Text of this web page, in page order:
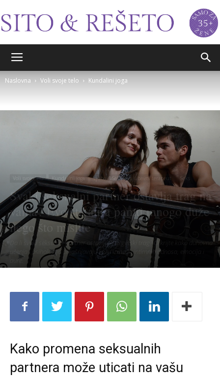
Naslovna Voli svoje telo Kundalini joga
Voli svoje telo Kundalini joga Ljubav&Seks Ljubavni terapeut Seks
Svaki seksualni partner ostavlja trag na
vama? Evo šta aura pamti mnogo duže
nego što mislite
Da li svaki seksualni partner ostavlja energetski trag? Otkrijte kako duhovna
učenja i psihologija objašnjavaju vezu između intimnih odnosa, emocija i
aure.
Kako promena seksualnih
partnera može uticati na vašu